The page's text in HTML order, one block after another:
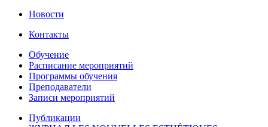
Новости
Контакты
Обучение
Расписание мероприятий
Программы обучения
Преподаватели
Записи мероприятий
Публикации